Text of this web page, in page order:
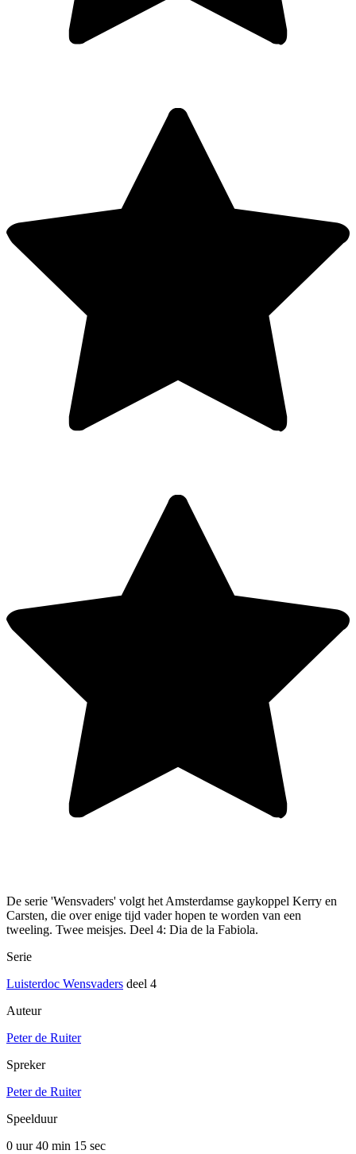
De serie 'Wensvaders' volgt het Amsterdamse gaykoppel Kerry en
Carsten, die over enige tijd vader hopen te worden van een
tweeling. Twee meisjes. Deel 4: Dia de la Fabiola.
Serie
Luisterdoc Wensvaders deel 4
Auteur
Peter de Ruiter
Spreker
Peter de Ruiter
Speelduur
0 uur 40 min 15 sec